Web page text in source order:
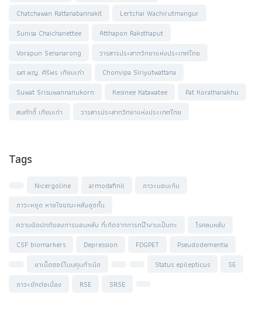
Chatchawan Rattanabannakit
Lertchai Wachirutmangur
Sunisa Chaichanettee
Atthapon Raksthaput
Vorapun Senanarong
วารสารประสาทวิทยาแห่งประเทศไทย
ผศ.พญ. ศิริพร เทียมเก่า
Chonvipa Siriyutwattana
Suwat Srisuwannanukorn
Kesinee Katawatee
Pat Korathanakhu
สมศักดิ์ เทียมเก่า
วารสารประสาทวิทยาแห่งประเทศไทย
Tags
Nicergoline armodafinil
ภาวะนอนเกิน
ภาวะหยุด หายใจขณะหลับอุดกั้น
ความผิดปกติของการนอนหลับ ที่เกิดจากการท􀄬ำงานเป็นกะ
โรคลมหลับ
CSF biomarkers
Depression FDGPET
Pseudodementia
ยาเม็ดฮอร์โมนคุมกำเนิด
Status epilepticus
SE
ภาวะชักต่อเนื่อง
RSE SRSE